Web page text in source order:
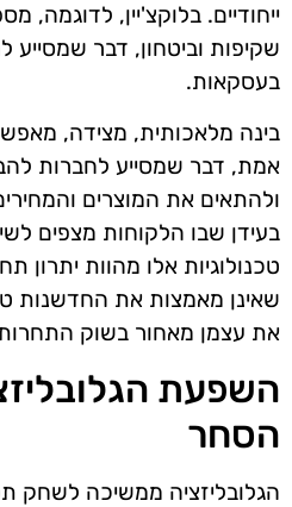
ייחודיים. בלוקצ'יין, לדוגמה,
שקיפות וביטחון, דבר שמסייע
בעסקאות.
בינה מלאכותית, מצידה,
אמת, דבר שמסייע לחברות
ולהתאים את המוצרים
בעידן שבו הלקוחות מצפים
טכנולוגיות אלו מהוות יתרון
שאינן מאמצות את החדשנות
את עצמן מאחור בשוק
השפעת
הסחר
הגלובליזציה ממשיכה לשחק